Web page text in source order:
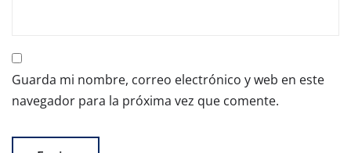
Guarda mi nombre, correo electrónico y web en este
navegador para la próxima vez que comente.